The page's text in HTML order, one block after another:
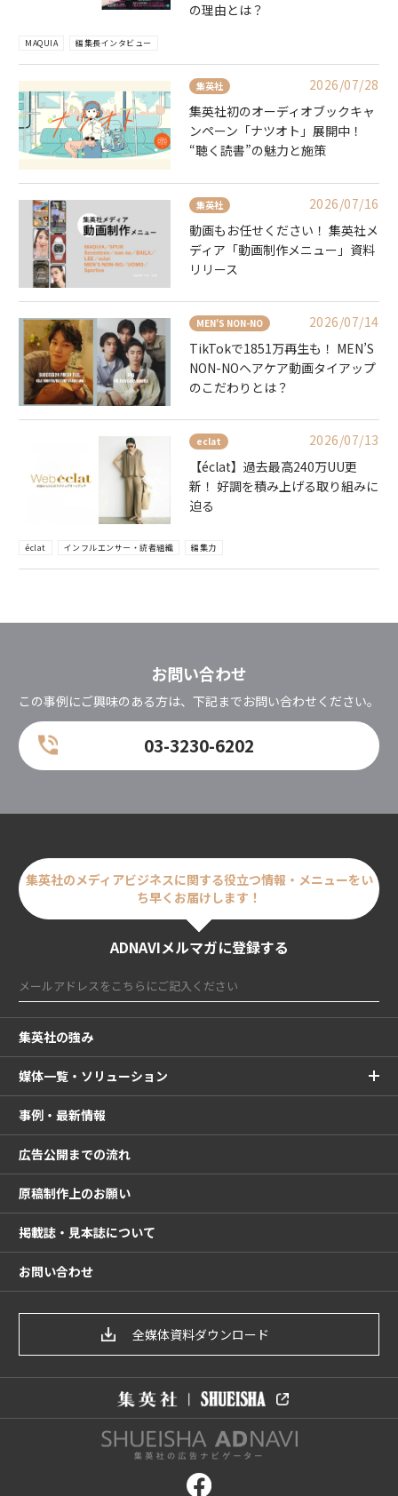
の理由とは？
MAQUIA 編集長インタビュー
集英社
2026/07/28
集英社初のオーディオブックキャ
ンペーン「ナツオト」展開中！
“聴く読書”の魅力と施策
集英社
2026/07/16
動画もお任せください！ 集英社メ
ディア「動画制作メニュー」資料
リリース
MEN'S NON-NO
2026/07/14
TikTokで1851万再生も！ MEN’S
NON-NOヘアケア動画タイアップ
のこだわりとは？
eclat
2026/07/13
【éclat】過去最高240万UU更
新！ 好調を積み上げる取り組みに
迫る
éclat インフルエンサー・読者組織 編集力
お問い合わせ
この事例にご興味のある方は、下記までお問い合わせください。
03-3230-6202
集英社のメディアビジネスに関する役立つ情報・メニューをい
ち早くお届けします！
ADNAVIメルマガに登録する
集英社の強み
媒体一覧・ソリューション
事例・最新情報
広告公開までの流れ
原稿制作上のお願い
掲載誌・見本誌について
お問い合わせ
全媒体資料ダウンロード